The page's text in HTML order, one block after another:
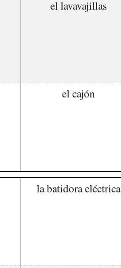
el lavavajillas
el cajón
la batidora eléctrica